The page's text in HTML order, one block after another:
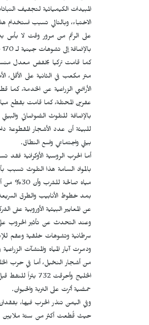
المبيدات الكيميائية لتجفيف
الاختباء، وبالتالي تسبب استخدام
بالإضافة إلى تشوهات جينية لـ 170 نوع من الطيور و55 أنواع من الثدييات.
متر مكعب في الثانية على
عفرين المحتلة، كما قامت بقطع
بالإضافة للتلوث الضوضائي
بيئي واجتماعي واسع النطاق.
أما الحرب الروسية الأوكرانية فقد
مياه
بمد خطوط الأنابيب والطرق
عن المعايير البيئية الأوروبية عفى
وعند التحدث عن تأثير الحروب على
سرطانية وتشوهات خلقية وعقم
ودمرت آبار المياه والمنشآت
الخليج وأحرقت
حمضية أثرت على التربة والحيوان.
وفي اليمن تنذر الحرب فيها،
حيث قُطعت أكثر من ستة ملايين شجرة